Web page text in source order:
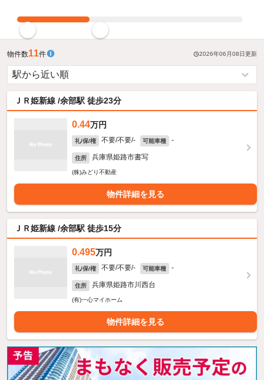
物件数11件 2026年06月08日更新
ＪＲ姫新線 /余部駅 徒歩23分
0.44万円
礼/保/権 不要/不要/- 可能車種 -
住所 兵庫県姫路市書写
(株)みどり不動産
物件詳細を見る
ＪＲ姫新線 /余部駅 徒歩15分
0.495万円
礼/保/権 不要/不要/- 可能車種 -
住所 兵庫県姫路市川西台
(有)一心マイホーム
物件詳細を見る